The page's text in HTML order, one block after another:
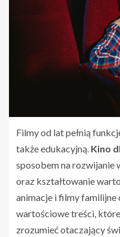
Filmy od lat pełnią
także edukacyjną. Kino
sposobem na rozwijanie
oraz kształtowanie
animacje i filmy familijne
wartościowe treści,
zrozumieć otaczający